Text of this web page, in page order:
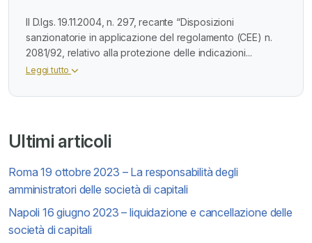
Ultimi articoli
Roma 19 ottobre 2023 – La responsabilità degli
amministratori delle società di capitali
Napoli 16 giugno 2023 – liquidazione e cancellazione delle
società di capitali
Il D.lgs. 19.11.2004, n. 297, recante “Disposizioni
sanzionatorie in applicazione del regolamento (CEE) n.
2081/92, relativo alla protezione delle indicazioni...
Leggi tutto